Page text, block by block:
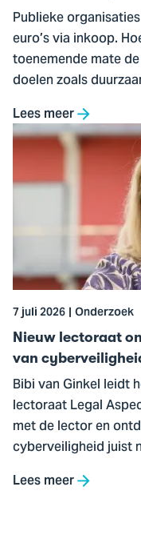
Publieke
euro’s via inkoop.
toenemende mate
doelen zoals
Lees meer
Ga
naar
Nieuw
lectoraat
de
juridische
kant
van
cyberveiligheid
7 juli 2026 Onderzoek
Nieuw lectoraat
van
Bibi van Ginkel leidt
lectoraat Legal
met de lector en
cyberveiligheid juist
Lees meer